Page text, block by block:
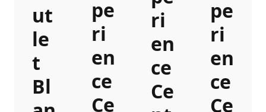
ut
le
t
Bl
pe
ri
en
ce
Ce
ri
en
ce
Ce
pe
ri
en
ce
Ce